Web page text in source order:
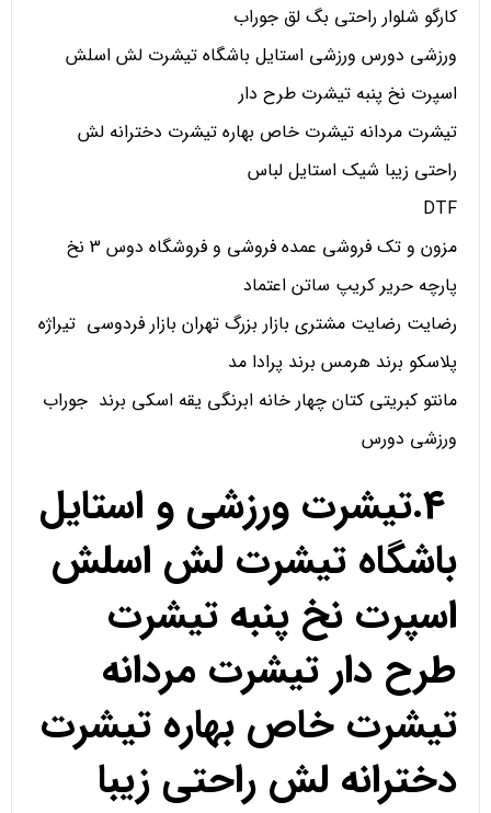
کارگو شلوار راحتی بگ لق جوراب
ورزشی دورس ورزشی استایل باشگاه تیشرت لش اسلش
اسپرت نخ پنبه تیشرت طرح دار
تیشرت مردانه تیشرت خاص بهاره تیشرت دخترانه لش
راحتی زیبا شیک استایل لباس
DTF
مزون و تک فروشی عمده فروشی و فروشگاه دوس 3 نخ
پارچه حریر کریپ ساتن اعتماد
رضایت رضایت مشتری بازار بزرگ تهران بازار فردوسی تیراژه
پلاسکو برند هرمس برند پرادا مد
مانتو کبریتی کتان چهار خانه ابرنگی یقه اسکی برند جوراب
ورزشی دورس
4.تیشرت ورزشی و استایل
باشگاه تیشرت لش اسلش
اسپرت نخ پنبه تیشرت
طرح دار تیشرت مردانه
تیشرت خاص بهاره تیشرت
دخترانه لش راحتی زیبا